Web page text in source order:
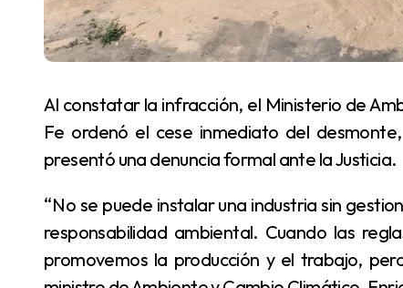
Al constatar la infracción, el Ministerio de Ambiente y Cambio Climático de la Provincia de Santa
Fe ordenó el cese inmediato del
presentó una denuncia formal ante la Justicia.
“No se puede instalar una industria sin gestionar los permisos que exige la provincia, ni actuar sin
responsabilidad ambiental. Cuando las
promovemos la producción y el trabajo,